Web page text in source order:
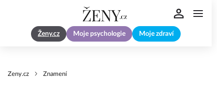
Ženy.cz Moje psychologie Moje zdraví
Zeny.cz Znamení